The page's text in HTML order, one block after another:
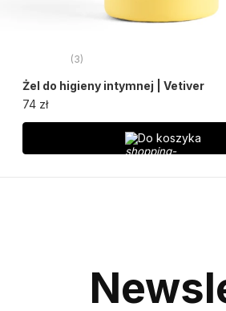
(3)
Żel do higieny intymnej | Vetiver
74 zł
Do koszyka